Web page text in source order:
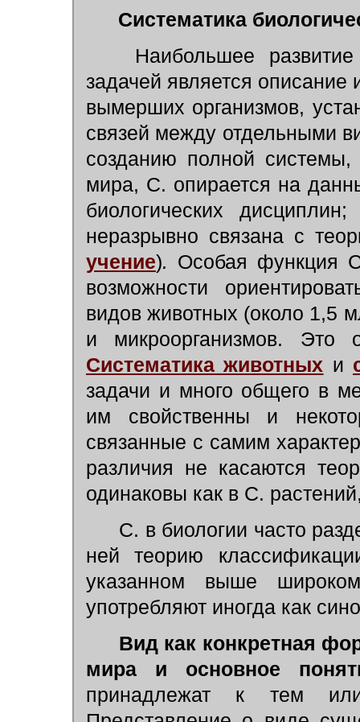
Систематика
Наибольшее
задачей является
вымерших организмов,
связей между отдельными
созданию полной системы,
мира, С. опирается на
биологических
неразрывно связана с
учение). Особая функция
возможности
видов животных (около 1,5
и микроорганизмов.
Систематика животных и
задачи и много общего в
им свойственны и
связанные с самим
различия не касаются
одинаковы как в С.
С. в биологии часто
ней теорию
указанном выше
употребляют иногда как
Вид как конкретная
мира и основное
принадлежат к тем